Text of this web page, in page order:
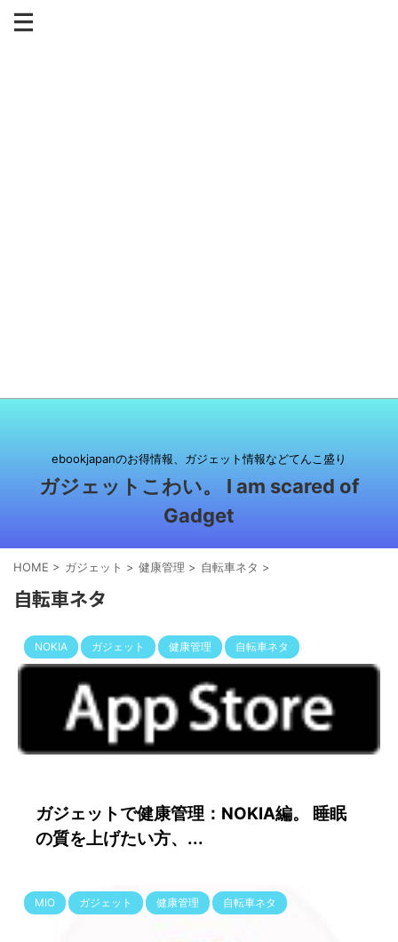
ebookjapanのお得情報、ガジェット情報などてんこ盛り
ガジェットこわい。 I am scared of
Gadget
HOME > ガジェット > 健康管理 > 自転車ネタ >
自転車ネタ
NOKIA ガジェット 健康管理 自転車ネタ
ガジェットで健康管理：NOKIA編。 睡眠
の質を上げたい方、...
MIO ガジェット 健康管理 自転車ネタ